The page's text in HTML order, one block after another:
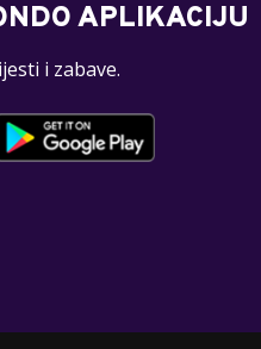
APLIKACIJU
i zabave.